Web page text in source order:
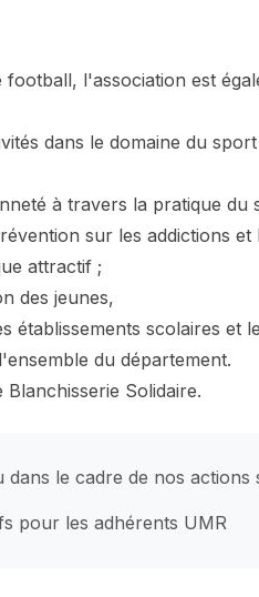
l'association est
dans le domaine du
à travers la pratique du
sur les addictions
attractif ;
des jeunes,
établissements scolaires et
du département.
Solidaire.
dans le cadre de nos actions
pour les adhérents UMR